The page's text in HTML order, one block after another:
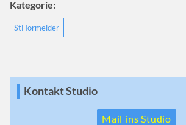
Kategorie:
StHörmelder
Kontakt Studio
Mail ins Studio